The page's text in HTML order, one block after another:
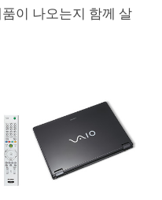
이 나오는지 함께 살